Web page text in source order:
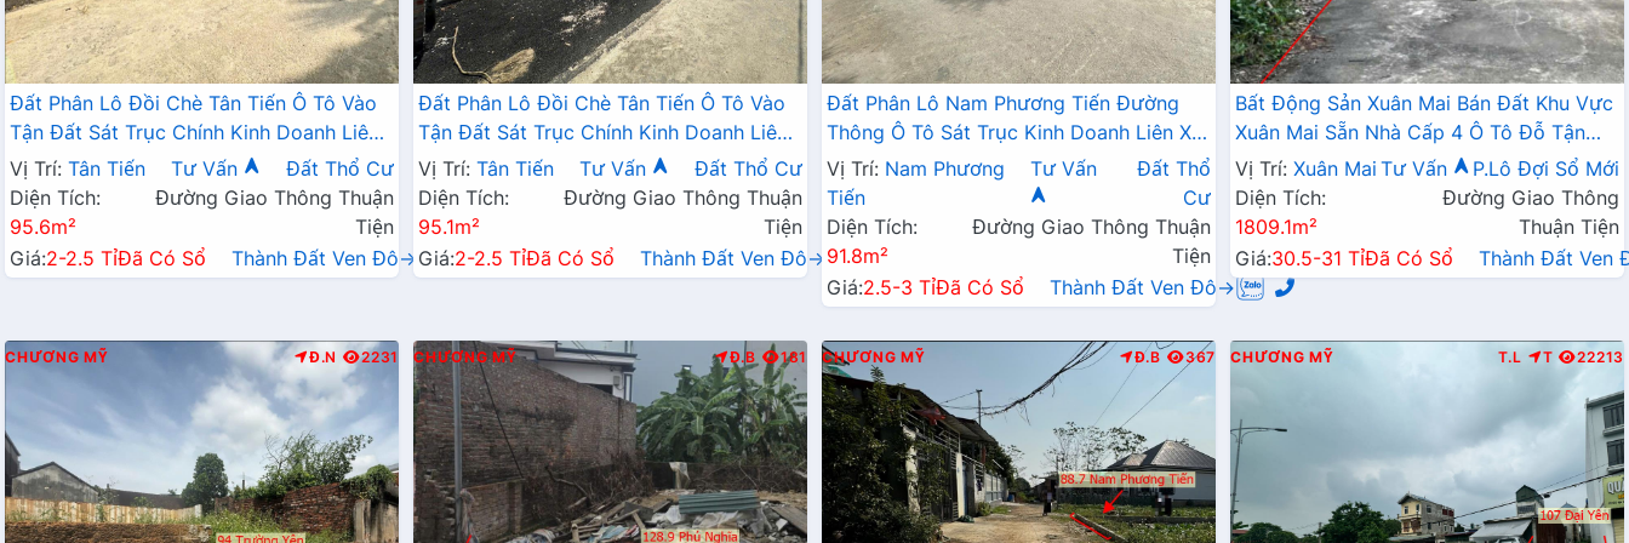
Đất Phân Lô Đồi Chè Tân Tiến Ô Tô Vào
Tận Đất Sát Trục Chính Kinh Doanh Liên
Xã Ngay Gần QL21A
Vị Trí: Tân Tiến Tư Vấn
Đất Thổ Cư
Diện Tích:
95.6m²
Đường Giao Thông Thuận
Tiện
Giá:2-2.5 TỉĐã Có Sổ Thành Đất Ven Đô→
Đất Phân Lô Đồi Chè Tân Tiến Ô Tô Vào
Tận Đất Sát Trục Chính Kinh Doanh Liên
Xã Ngay Gần QL21A
Vị Trí: Tân Tiến Tư Vấn
Đất Thổ Cư
Diện Tích:
95.1m²
Đường Giao Thông Thuận
Tiện
Giá:2-2.5 TỉĐã Có Sổ Thành Đất Ven Đô→
Đất Phân Lô Nam Phương Tiến Đường
Thông Ô Tô Sát Trục Kinh Doanh Liên Xã
Ngay Gần QL21A
Vị Trí: Nam Phương
Tiến
Tư Vấn
Đất Thổ
Cư
Diện Tích:
91.8m²
Đường Giao Thông Thuận
Tiện
Giá:2.5-3 TỉĐã Có Sổ Thành Đất Ven Đô→
Bất Động Sản Xuân Mai Bán Đất Khu Vực
Xuân Mai Sẵn Nhà Cấp 4 Ô Tô Đỗ Tận
Đất Làn 2 Đường QL6A
Vị Trí: Xuân Mai Tư Vấn
P.Lô Đợi Sổ Mới
Diện Tích:
1809.1m²
Đường Giao Thông
Thuận Tiện
Giá:30.5-31 TỉĐã Có Sổ Thành Đất Ven
CHƯƠNG MỸ Đ.N 2231 CHƯƠNG MỸ Đ.B 181 CHƯƠNG MỸ Đ.B 367 CHƯƠNG MỸ T.L T 22213